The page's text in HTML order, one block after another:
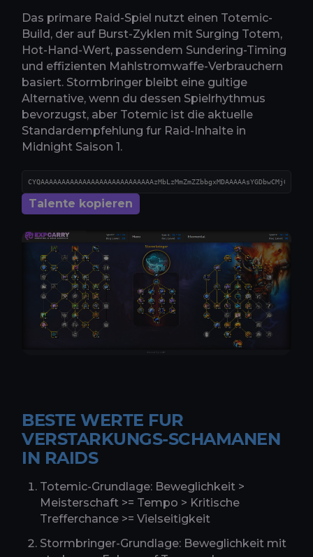
Das primare Raid-Spiel nutzt einen Totemic-
Build, der auf Burst-Zyklen mit Surging Totem,
Hot-Hand-Wert, passendem Sundering-Timing
und effizienten Mahlstromwaffe-Verbrauchern
basiert. Stormbringer bleibt eine gultige
Alternative, wenn du dessen Spielrhythmus
bevorzugst, aber Totemic ist die aktuelle
Standardempfehlung fur Raid-Inhalte in
Midnight Saison 1.
Talente kopieren
BESTE WERTE FUR
VERSTARKUNGS-SCHAMANEN
IN RAIDS
Totemic-Grundlage: Beweglichkeit >
Meisterschaft >= Tempo > Kritische
Trefferchance >= Vielseitigkeit
Stormbringer-Grundlage: Beweglichkeit mit